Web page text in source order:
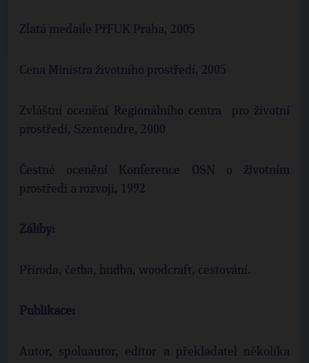
Zlatá medaile PřFUK Praha, 2005
Cena Ministra životního prostředí, 2005
Zvláštní ocenění Regionálního centra pro životní
prostředí, Szentendre, 2000
Čestné ocenění Konference OSN o životním
prostředí a rozvoji, 1992
Záliby:
Příroda, četba, hudba, woodcraft, cestování.
Publikace:
Autor, spoluautor, editor a překladatel několika